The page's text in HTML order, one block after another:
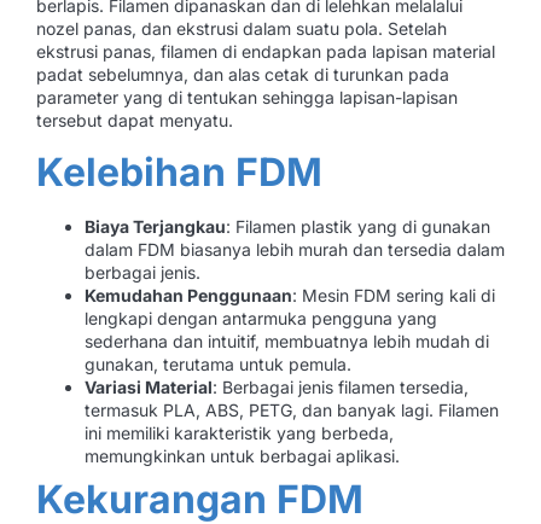
berlapis. Filamen dipanaskan dan di lelehkan melalalui
nozel panas, dan ekstrusi dalam suatu pola. Setelah
ekstrusi panas, filamen di endapkan pada lapisan material
padat sebelumnya, dan alas cetak di turunkan pada
parameter yang di tentukan sehingga lapisan-lapisan
tersebut dapat menyatu.
Kelebihan FDM
Biaya Terjangkau: Filamen plastik yang di gunakan
dalam FDM biasanya lebih murah dan tersedia dalam
berbagai jenis.
Kemudahan Penggunaan: Mesin FDM sering kali di
lengkapi dengan antarmuka pengguna yang
sederhana dan intuitif, membuatnya lebih mudah di
gunakan, terutama untuk pemula.
Variasi Material: Berbagai jenis filamen tersedia,
termasuk PLA, ABS, PETG, dan banyak lagi. Filamen
ini memiliki karakteristik yang berbeda,
memungkinkan untuk berbagai aplikasi.
Kekurangan FDM